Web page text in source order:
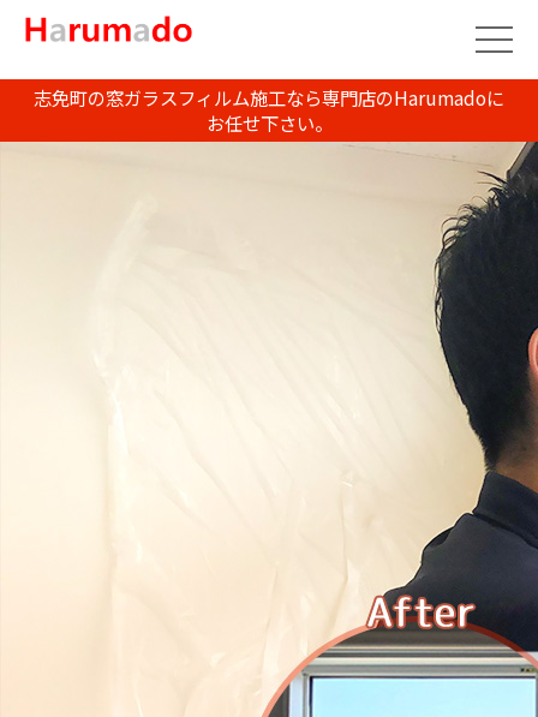
志免町の窓ガラスフィルム施工なら専門店のHarumadoに
お任せ下さい。